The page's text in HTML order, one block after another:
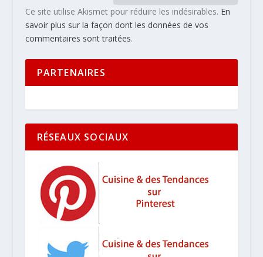
Ce site utilise Akismet pour réduire les indésirables. En
savoir plus sur la façon dont les données de vos
commentaires sont traitées.
PARTENAIRES
RÉSEAUX SOCIAUX